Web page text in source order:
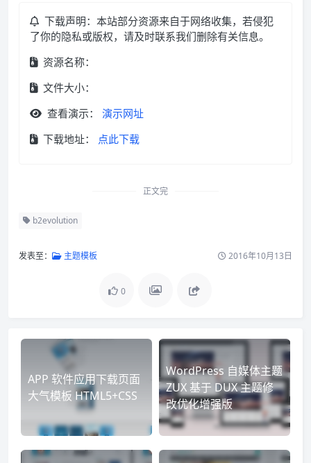
下载声明：本站部分资源来自于网络收集，若侵犯
了你的隐私或版权，请及时联系我们删除有关信息。
资源名称：
文件大小：
查看演示：
演示网址
下载地址：
点此下载
正文完
b2evolution
发表至： 主题模板 2016年10月13日
0
APP 软件应用下载页面
大气模板 HTML5+CSS
WordPress 自媒体主题
ZUX 基于 DUX 主题修
改优化增强版